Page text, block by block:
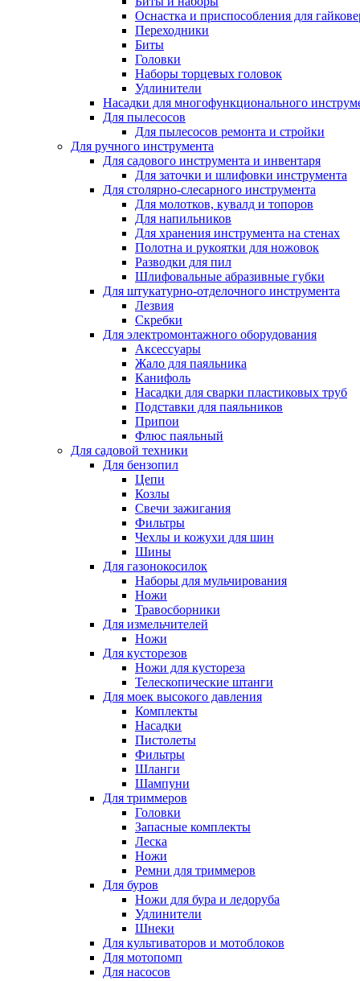
Оснастка и приспособления для
Переходники
Биты
Головки
Наборы торцевых головок
Удлинители
Насадки для многофункционального
Для пылесосов
Для пылесосов ремонта и стройки
Для ручного инструмента
Для садового инструмента и инвентаря
Для заточки и шлифовки инструмента
Для столярно-слесарного инструмента
Для молотков, кувалд и топоров
Для напильников
Для хранения инструмента на стенах
Полотна и рукоятки для ножовок
Разводки для пил
Шлифовальные абразивные губки
Для штукатурно-отделочного инструмента
Лезвия
Скребки
Для электромонтажного оборудования
Аксессуары
Жало для паяльника
Канифоль
Насадки для сварки пластиковых труб
Подставки для паяльников
Припои
Флюс паяльный
Для садовой техники
Для бензопил
Цепи
Козлы
Свечи зажигания
Фильтры
Чехлы и кожухи для шин
Шины
Для газонокосилок
Наборы для мульчирования
Ножи
Травосборники
Для измельчителей
Ножи
Для кусторезов
Ножи для кустореза
Телескопические штанги
Для моек высокого давления
Комплекты
Насадки
Пистолеты
Фильтры
Шланги
Шампуни
Для триммеров
Головки
Запасные комплекты
Леска
Ножи
Ремни для триммеров
Для буров
Ножи для бура и ледоруба
Удлинители
Шнеки
Для культиваторов и мотоблоков
Для мотопомп
Для насосов